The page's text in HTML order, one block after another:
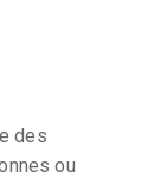
des
ou